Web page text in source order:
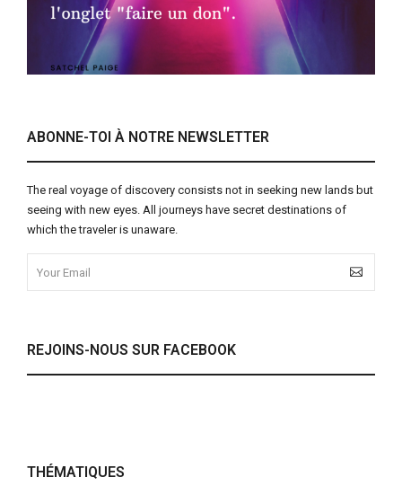
ABONNE-TOI À NOTRE NEWSLETTER
The real voyage of discovery consists not in seeking new lands but
seeing with new eyes. All journeys have secret destinations of
which the traveler is unaware.
REJOINS-NOUS SUR FACEBOOK
THÉMATIQUES